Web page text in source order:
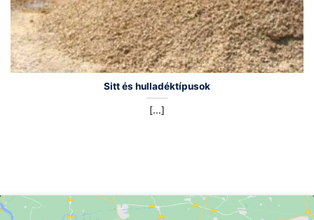
Sitt és hulladéktípusok
[...]